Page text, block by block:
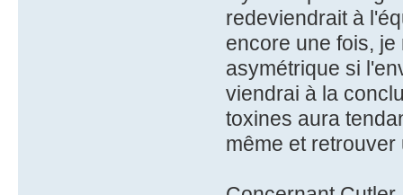
redeviendrait à
encore une fois,
asymétrique si
viendrai à la
toxines aura
même et